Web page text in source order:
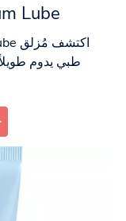
Lube
طبي يدوم